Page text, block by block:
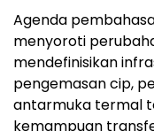
Agenda
menyoroti
mendefinisikan
pengemasan cip,
antarmuka termal
kemampuan